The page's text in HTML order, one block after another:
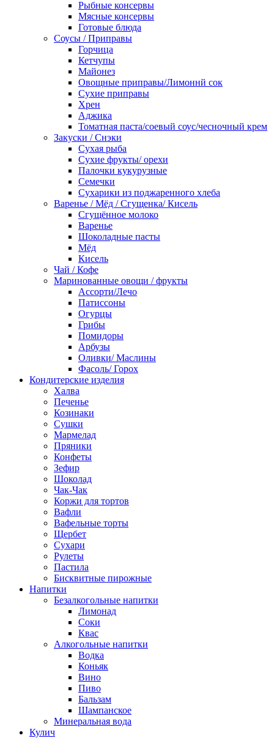
Рыбные консервы
Мясные консервы
Готовые блюда
Соусы / Приправы
Горчица
Кетчупы
Майонез
Овощные приправы/Лимоннй сок
Сухие приправы
Хрен
Аджика
Томатная паста/соевый соус/чесночный крем
Закуски / Снэки
Сухая рыба
Сухие фрукты/ орехи
Палочки кукурузные
Семечки
Сухарики из поджаренного хлеба
Варенье / Мёд / Сгущенка/ Кисель
Сгущённое молоко
Варенье
Шоколадные пасты
Мёд
Кисель
Чай / Кофе
Маринованные овощи / фрукты
Ассорти/Лечо
Патиссоны
Огурцы
Грибы
Помидоры
Арбузы
Оливки/ Маслины
Фасоль/ Горох
Кондитерские изделия
Халва
Печенье
Козинаки
Сушки
Мармелад
Пряники
Конфеты
Зефир
Шоколад
Чак-Чак
Коржи для тортов
Вафли
Вафельные торты
Щербет
Сухари
Рулеты
Пастила
Бисквитные пирожные
Напитки
Безалкогольные напитки
Лимонад
Соки
Квас
Алкогольные напитки
Водка
Коньяк
Вино
Пиво
Бальзам
Шампанское
Минеральная вода
Кулич